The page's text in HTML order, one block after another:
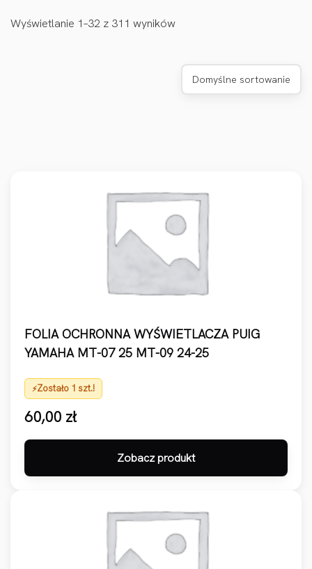
Wyświetlanie 1–32 z 311 wyników
Domyślne sortowanie
FOLIA OCHRONNA WYŚWIETLACZA PUIG
YAMAHA MT-07 25 MT-09 24-25
Zostało 1 szt.!
60,00 zł
Zobacz produkt